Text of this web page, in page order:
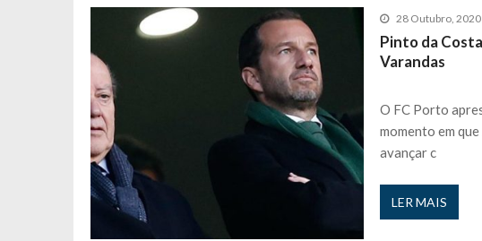
Diogo ARRASA Ariana: “Tu sabias que eu tinha
Nem vai acreditar na atual profissão do instrutor
Francisco Monteiro GASTAVA cerca de 400
28 Outubro, 2020
Pinto da
Varandas
O FC Porto
momento em
avançar c
LER MAIS